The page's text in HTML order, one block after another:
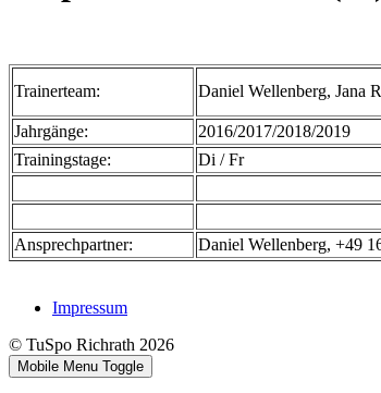
Trainerteam: Daniel Wellenberg, Jana
Jahrgänge:
2016/2017/2018/2019
Trainingstage:
Di / Fr
Ansprechpartner: Daniel Wellenberg, +49
Impressum
© TuSpo Richrath 2026
Mobile Menu Toggle